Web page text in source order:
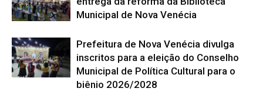
Municipal de Nova Venécia
Prefeitura de Nova Venécia divulga
inscritos para a eleição do Conselho
Municipal de Política Cultural para o
biênio 2026/2028